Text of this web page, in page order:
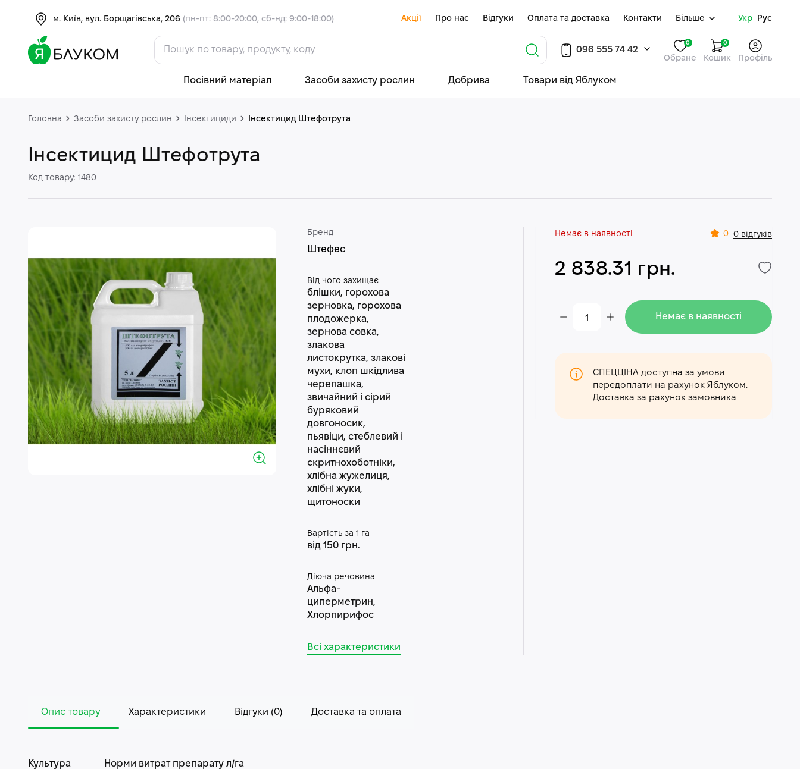
м. Київ, вул. Борщагівська, 206 (пн-пт: 8:00-20:00, сб-нд: 9:00-18:00) Акції Про нас Відгуки Оплата та доставка Контакти Більше Укр Рус
096 555 74 42
Обране
0 0
Кошик Профіль
Посівний матеріал Засоби захисту рослин Добрива Товари від Яблуком
Головна Засоби захисту рослин Інсектициди Інсектицид Штефотрута
Інсектицид Штефотрута
Код товару: 1480
Бренд
Штефес
Від чого захищає
блішки, горохова
зерновка, горохова
плодожерка,
зернова совка,
злакова
листокрутка, злакові
мухи, клоп шкідлива
черепашка,
звичайний і сірий
буряковий
довгоносик,
пьявіци, стеблевий і
насіннєвий
скритнохоботніки,
хлібна жужелиця,
хлібні жуки,
щитоноски
Вартість за 1 га
від 150 грн.
Діюча речовина
Альфа-
циперметрин,
Хлорпирифос
Всі характеристики
Немає в наявності 0 0 відгуків
2 838.31 грн.
Немає в наявності
СПЕЦЦІНА доступна за умови
передоплати на рахунок Яблуком.
Доставка за рахунок замовника
Опис товару Характеристики Відгуки (0) Доставка та оплата
Культура
Норми витрат препарату л/га